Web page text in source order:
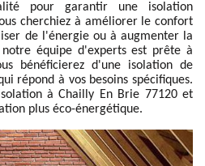
pour garantir une isolation
cherchiez à améliorer le confort
de l'énergie ou à augmenter la
équipe d'experts est prête à
bénéficierez d'une isolation de
répond à vos besoins spécifiques.
à Chailly En Brie 77120 et
plus éco-énergétique.